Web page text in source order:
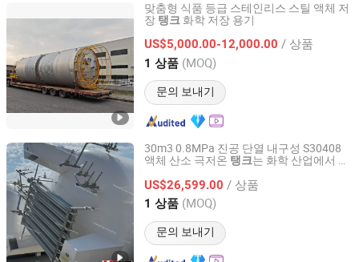
맞춤형 식품 등급 스테인리스 스틸 액체 저
장 탱크 화학 저장 용기
US$5,000.00-12,000.00 / 상품
1 상품 (MOQ)
문의 보내기
Yangzhou Tongyang Chemical Equipment Co., Ltd.
Jiangsu, China 이후 2023
30m3 0.8MPa 진공 단열 내구성 S30408
액체 산소 극저온 탱크는 화학 산업에서 압
탄소 강
US$26,599.00 / 상품
1 상품 (MOQ)
문의 보내기
Hebei Hongrui Xiangtong Heavy Industry Co., Ltd.
Hebei, China 이후 2026